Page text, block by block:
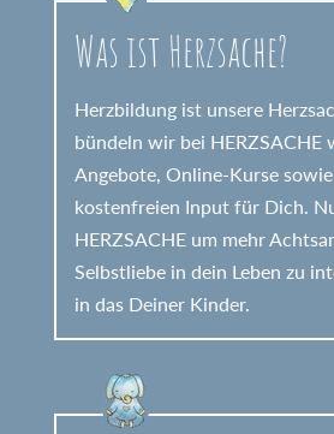
Was ist Herzsache?
Herzbildung ist unsere
bündeln wir bei HERZSACHE
Angebote, Online-Kurse
kostenfreien Input für Dich.
HERZSACHE um mehr
Selbstliebe in dein Leben zu
in das Deiner Kinder.